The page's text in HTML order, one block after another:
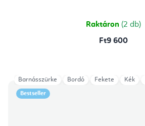
Raktáron (2 db)
Ft9 600
Bestseller
Barnásszürke Bordó Fekete Kék